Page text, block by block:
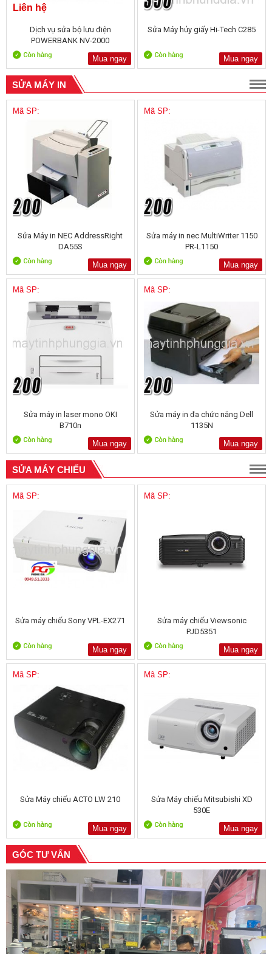
Liên hệ
Dịch vụ sửa bộ lưu điện
POWERBANK NV-2000
Mua ngay
Sửa Máy hủy giấy Hi-Tech C285
Mua ngay
SỬA MÁY IN
Mã SP:
Sửa Máy in NEC AddressRight
DA55S
Mua ngay
Mã SP:
Sửa máy in nec MultiWriter 1150
PR-L1150
Mua ngay
Mã SP:
Sửa máy in laser mono OKI
B710n
Mua ngay
Mã SP:
Sửa máy in đa chức năng Dell
1135N
Mua ngay
SỬA MÁY CHIẾU
Mã SP:
Sửa máy chiếu Sony VPL-EX271
Mua ngay
Mã SP:
Sửa máy chiếu Viewsonic
PJD5351
Mua ngay
Mã SP:
Sửa Máy chiếu ACTO LW 210
Mua ngay
Mã SP:
Sửa Máy chiếu Mitsubishi XD
530E
Mua ngay
GÓC TƯ VẤN